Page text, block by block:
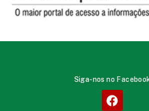
Siga-nos no